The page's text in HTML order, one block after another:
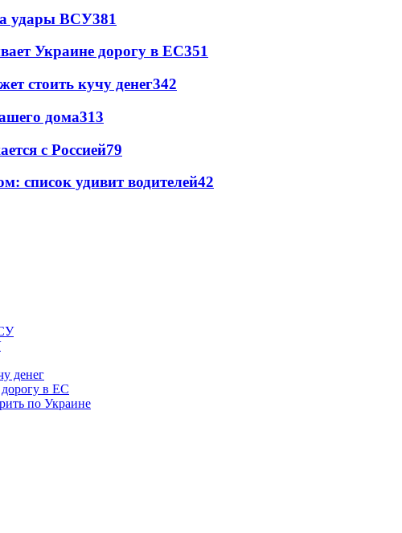
удары ВСУ381
Украине дорогу в ЕС351
стоить кучу денег342
дома313
с Россией79
список удивит водителей42
денег
в ЕС
по Украине